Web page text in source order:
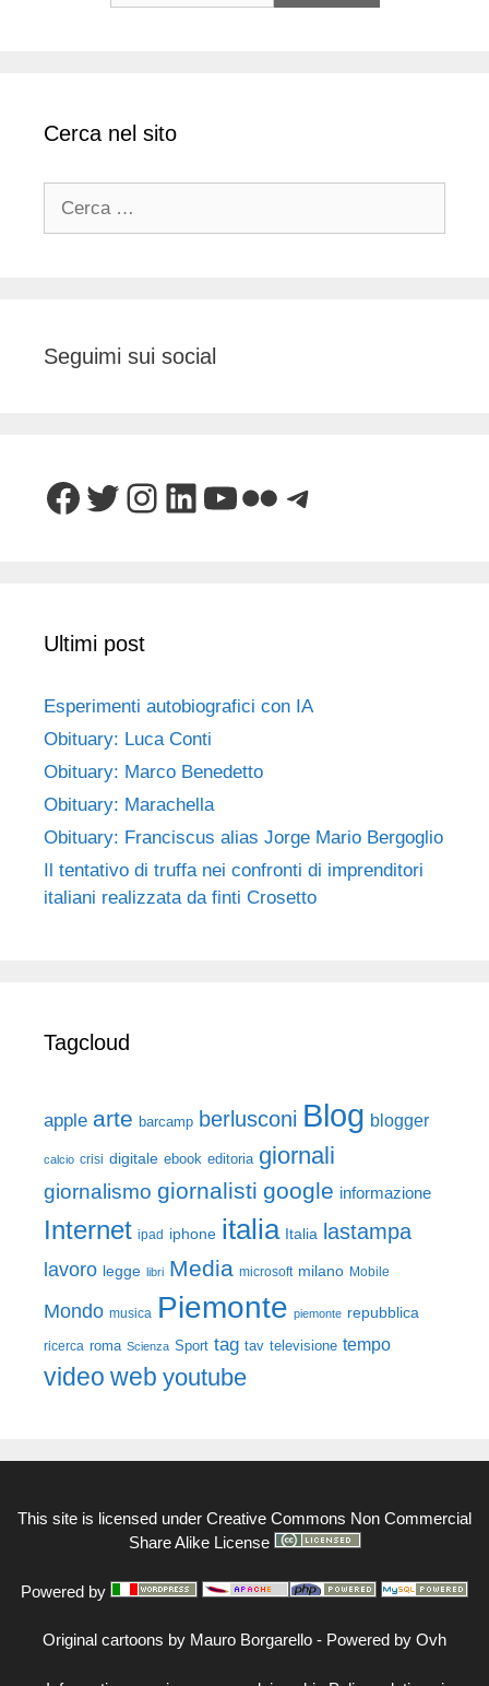
Cerca nel sito
Seguimi sui social
Facebook
Twitter
Instagram
LinkedIn
YouTube
FlickrTelegram
Ultimi post
Esperimenti autobiografici con IA
Obituary: Luca Conti
Obituary: Marco Benedetto
Obituary: Marachella
Obituary: Franciscus alias Jorge Mario Bergoglio
Il tentativo di truffa nei confronti di imprenditori
italiani realizzata da finti Crosetto
Tagcloud
apple arte barcamp berlusconi Blog blogger
calcio crisi digitale ebook editoria giornali
giornalismo giornalisti google informazione
Internet ipad iphone italia Italia lastampa
lavoro legge libri Media microsoft milano Mobile
Mondo musica Piemonte piemonte repubblica
ricerca roma Scienza Sport tag tav televisione tempo
video web youtube
This site is licensed under Creative Commons Non Commercial
Share Alike License
Powered by
Original cartoons by Mauro Borgarello - Powered by Ovh